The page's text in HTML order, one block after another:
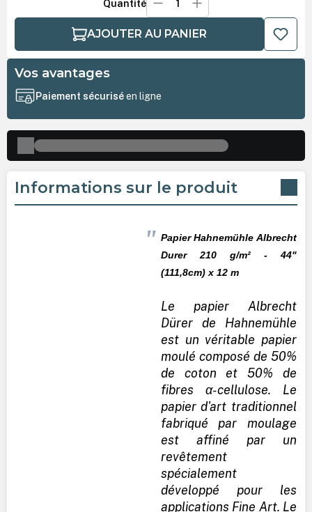
Quantité
AJOUTER AU PANIER
Vos avantages
Paiement sécuriséen ligne
Informations sur le produit
PapierHahnemühleAlbrecht
Durer 210 g/m² - 44"
(111,8cm) x 12 m
Le papier Albrecht
Dürer de Hahnemühle
est un véritable papier
moulé composé de 50%
de coton et 50% de
fibres α-cellulose. Le
papier d'art traditionnel
fabriqué par moulage
est affiné par un
revêtement
spécialement
développé pour les
applications Fine Art. Le